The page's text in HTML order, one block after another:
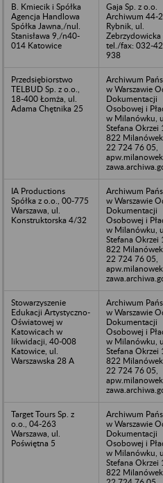
B. Kmiecik i Spółka
Agencja Handlowa
Spółka Jawna,/nul.
Stanisława 9,/n40-
014 Katowice
Gaja Sp. z o.o.
Archiwum 44-
Rybnik, ul.
Zebrzydowicka
tel./fax: 032-
938
Przedsiębiorstwo
TELBUD Sp. z o.o.,
18-400 Łomża, ul.
Adama Chętnika 25
Archiwum
w Warszawie
Dokumentacji
Osobowej i
w Milanówku,
Stefana Okrzei
822
22 724 76 05,
IA Productions
Spółka z o.o., 00-775
Warszawa, ul.
Konstruktorska 4/32
Archiwum
w Warszawie
Dokumentacji
Osobowej i
w Milanówku,
Stefana Okrzei
822
22 724 76 05,
Stowarzyszenie
Edukacji Artystyczno-
Oświatowej w
Katowicach w
likwidacji, 40-008
Katowice, ul.
Warszawska 28 A
Archiwum
w Warszawie
Dokumentacji
Osobowej i
w Milanówku,
Stefana Okrzei
822
22 724 76 05,
Target Tours Sp. z
o.o., 04-263
Warszawa, ul.
Poświętna 5
Archiwum
w Warszawie
Dokumentacji
Osobowej i
w Milanówku,
Stefana Okrzei
822